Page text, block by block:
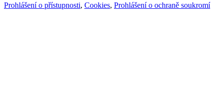
Prohlášení o přístupnosti, Cookies, Prohlášení o ochraně soukromí